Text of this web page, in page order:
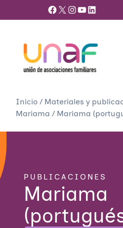
Facebook X InstagramYouTube LinkedIn
Inicio / Materiales y
Mariama / Mariama
PUBLICACIONES
Mariama